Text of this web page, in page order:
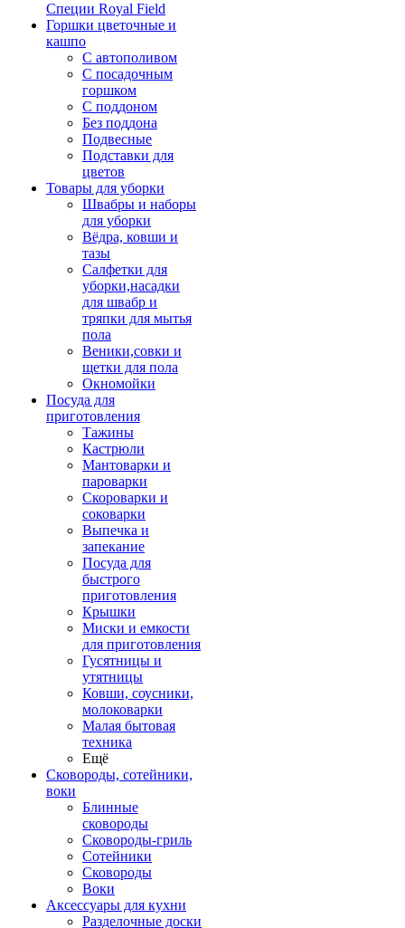
Специи Royal Field
Горшки цветочные и
кашпо
С автополивом
С посадочным
горшком
С поддоном
Без поддона
Подвесные
Подставки для
цветов
Товары для уборки
Швабры и наборы
для уборки
Вёдра, ковши и
тазы
Салфетки для
уборки,насадки
для швабр и
тряпки для мытья
пола
Веники,совки и
щетки для пола
Окномойки
Посуда для
приготовления
Тажины
Кастрюли
Мантоварки и
пароварки
Скороварки и
соковарки
Выпечка и
запекание
Посуда для
быстрого
приготовления
Крышки
Миски и емкости
для приготовления
Гусятницы и
утятницы
Ковши, соусники,
молоковарки
Малая бытовая
техника
Ещё
Сковороды, сотейники,
воки
Блинные
сковороды
Сковороды-гриль
Сотейники
Сковороды
Воки
Аксессуары для кухни
Разделочные доски